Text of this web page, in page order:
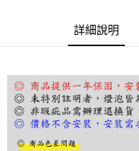
３．安心：先確認商品／服務後
結帳頁面，進行簡訊認證並確認
２．訂單成立數日內，您將收到
３．收到繳費通知簡訊後14天
ATM／網路銀行／等多元方式進
購買商品的店家。未經商家同意
詳細說明